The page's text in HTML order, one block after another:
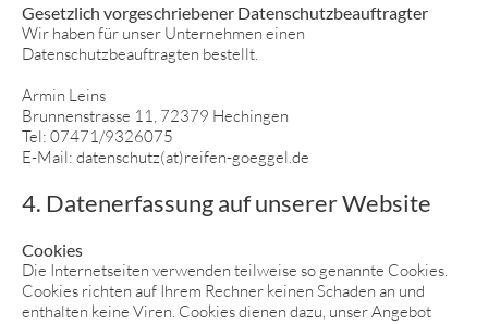
Gesetzlich vorgeschriebener Datenschutzbeauftragter
Wir haben für unser Unternehmen einen
Datenschutzbeauftragten bestellt.
Armin Leins
Brunnenstrasse 11, 72379 Hechingen
Tel: 07471/9326075
E-Mail: datenschutz(at)reifen-goeggel.de
4. Datenerfassung auf unserer Website
Cookies
Die Internetseiten verwenden teilweise so genannte Cookies.
Cookies richten auf Ihrem Rechner keinen Schaden an und
enthalten keine Viren. Cookies dienen dazu, unser Angebot